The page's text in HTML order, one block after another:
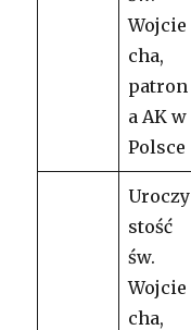
Wojcie
cha,
patron
a AK w
Polsce
Uroczy
stość
św.
Wojcie
cha,